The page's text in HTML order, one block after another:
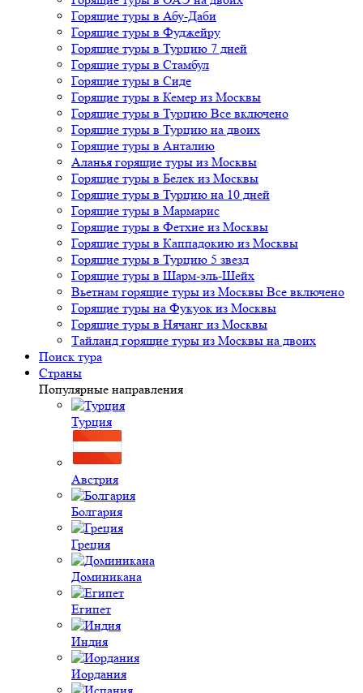
Горящие туры в Абу-Даби
Горящие туры в Фуджейру
Горящие туры в Турцию 7 дней
Горящие туры в Стамбул
Горящие туры в Сиде
Горящие туры в Кемер из Москвы
Горящие туры в Турцию Все включено
Горящие туры в Турцию на двоих
Горящие туры в Анталию
Аланья горящие туры из Москвы
Горящие туры в Белек из Москвы
Горящие туры в Турцию на 10 дней
Горящие туры в Мармарис
Горящие туры в Фетхие из Москвы
Горящие туры в Каппадокию из Москвы
Горящие туры в Турцию 5 звезд
Горящие туры в Шарм-эль-Шейх
Вьетнам горящие туры из Москвы Все включено
Горящие туры на Фукуок из Москвы
Горящие туры в Нячанг из Москвы
Тайланд горящие туры из Москвы на двоих
Поиск тура
Страны
Популярные направления
Турция
Австрия
Болгария
Греция
Доминикана
Египет
Индия
Иордания